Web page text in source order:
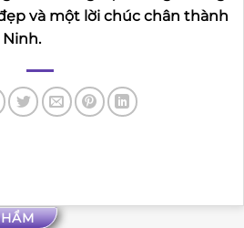
và một lời chúc chân thành
Ninh.